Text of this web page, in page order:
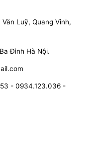
Luỹ, Quang Vinh,
Đình Hà Nội.
- 0934.123.036 -